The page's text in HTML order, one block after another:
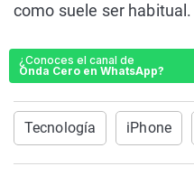
como suele ser habitual.
¿Conoces el canal de
Onda Cero en WhatsApp?
Tecnología iPhone